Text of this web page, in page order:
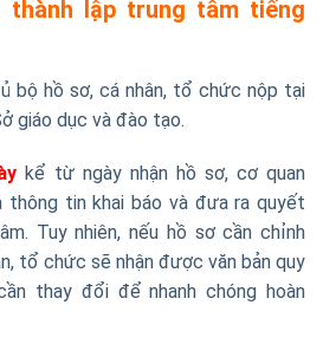
lập trung tâm tiếng
bộ hồ sơ, cá nhân, tổ chức nộp tại
giáo dục và đào tạo.
kể từ ngày nhận hồ sơ, cơ quan
tin khai báo và đưa ra quyết
Tuy nhiên, nếu hồ sơ cần chỉnh
tổ chức sẽ nhận được văn bản quy
thay đổi để nhanh chóng hoàn